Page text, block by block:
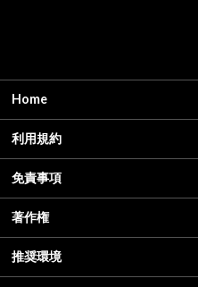
Home
利用規約
免責事項
著作権
推奨環境